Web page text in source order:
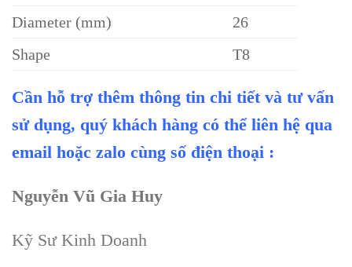
Diameter (mm)
26
Shape
T8
Cần hỗ trợ thêm thông tin chi tiết và tư vấn
sử dụng, quý khách hàng có thể liên hệ qua
email hoặc zalo cùng số điện thoại :
Nguyễn Vũ Gia Huy
Kỹ Sư Kinh Doanh